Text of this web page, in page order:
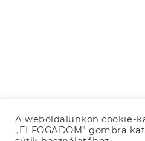
A weboldalunkon cookie-
„ELFOGADOM” gombra